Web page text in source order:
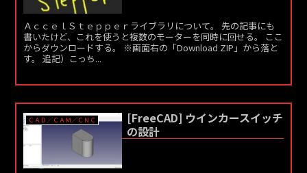
ＡｃｃｅｌＳｔｅｐｐｅｒライブラリについて。 先の記事にも
書いたけど、これを使うと複数のモーターを同時に回せる。 ここ
からダウンロードする。 ※画面右の「Download ZIP」から落と
す。 追記）こっち...
ＣＡＤ／ＣＡＭ／ＣＮＣ
[FreeCAD] ウインカースイッチ
の設計